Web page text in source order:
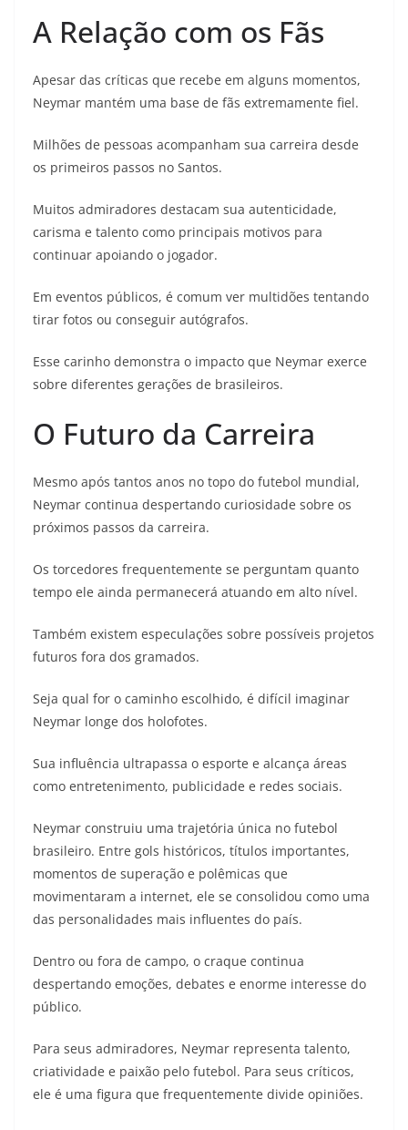
A Relação com os Fãs
Apesar das críticas que recebe em alguns momentos,
Neymar mantém uma base de fãs extremamente fiel.
Milhões de pessoas acompanham sua carreira desde
os primeiros passos no Santos.
Muitos admiradores destacam sua autenticidade,
carisma e talento como principais motivos para
continuar apoiando o jogador.
Em eventos públicos, é comum ver multidões tentando
tirar fotos ou conseguir autógrafos.
Esse carinho demonstra o impacto que Neymar exerce
sobre diferentes gerações de brasileiros.
O Futuro da Carreira
Mesmo após tantos anos no topo do futebol mundial,
Neymar continua despertando curiosidade sobre os
próximos passos da carreira.
Os torcedores frequentemente se perguntam quanto
tempo ele ainda permanecerá atuando em alto nível.
Também existem especulações sobre possíveis projetos
futuros fora dos gramados.
Seja qual for o caminho escolhido, é difícil imaginar
Neymar longe dos holofotes.
Sua influência ultrapassa o esporte e alcança áreas
como entretenimento, publicidade e redes sociais.
Neymar construiu uma trajetória única no futebol
brasileiro. Entre gols históricos, títulos importantes,
momentos de superação e polêmicas que
movimentaram a internet, ele se consolidou como uma
das personalidades mais influentes do país.
Dentro ou fora de campo, o craque continua
despertando emoções, debates e enorme interesse do
público.
Para seus admiradores, Neymar representa talento,
criatividade e paixão pelo futebol. Para seus críticos,
ele é uma figura que frequentemente divide opiniões.